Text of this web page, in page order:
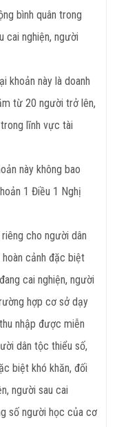
bình quân trong
cai nghiện, người
khoản này là doanh
từ 20 người trở lên,
lĩnh vực tài
này không bao
1 Điều 1 Nghị
cho người dân
cảnh đặc biệt
cai nghiện, người
hợp cơ sở dạy
nhập được miễn
dân tộc thiểu số,
biệt khó khăn, đối
người sau cai
số người học của cơ